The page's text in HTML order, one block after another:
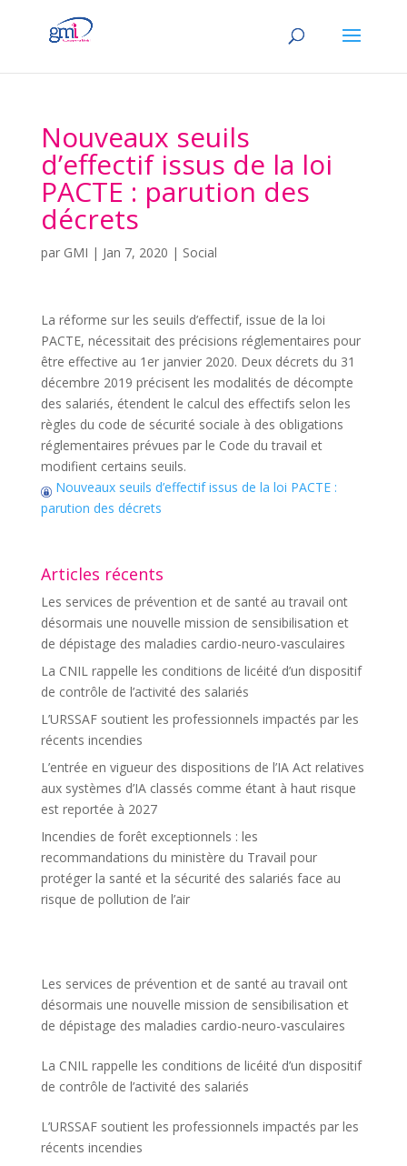
Nouveaux seuils
d’effectif issus de la loi
PACTE : parution des
décrets
par GMI | Jan 7, 2020 | Social
La réforme sur les seuils d’effectif, issue de la loi
PACTE, nécessitait des précisions réglementaires pour
être effective au 1er janvier 2020. Deux décrets du 31
décembre 2019 précisent les modalités de décompte
des salariés, étendent le calcul des effectifs selon les
règles du code de sécurité sociale à des obligations
réglementaires prévues par le Code du travail et
modifient certains seuils.
Nouveaux seuils d’effectif issus de la loi PACTE :
parution des décrets
Articles récents
Les services de prévention et de santé au travail ont
désormais une nouvelle mission de sensibilisation et
de dépistage des maladies cardio-neuro-vasculaires
La CNIL rappelle les conditions de licéité d’un dispositif
de contrôle de l’activité des salariés
L’URSSAF soutient les professionnels impactés par les
récents incendies
L’entrée en vigueur des dispositions de l’IA Act relatives
aux systèmes d’IA classés comme étant à haut risque
est reportée à 2027
Incendies de forêt exceptionnels : les
recommandations du ministère du Travail pour
protéger la santé et la sécurité des salariés face au
risque de pollution de l’air
Les services de prévention et de santé au travail ont
désormais une nouvelle mission de sensibilisation et
de dépistage des maladies cardio-neuro-vasculaires
La CNIL rappelle les conditions de licéité d’un dispositif
de contrôle de l’activité des salariés
L’URSSAF soutient les professionnels impactés par les
récents incendies